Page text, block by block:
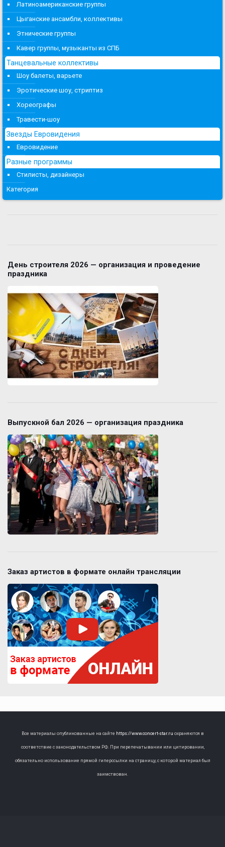
Латиноамериканские группы
Цыганские ансамбли, коллективы
Этнические группы
Кавер группы, музыканты из СПБ
Танцевальные коллективы
Шоу балеты, варьете
Эротические шоу, стриптиз
Хореографы
Травести-шоу
Звезды Евровидения
Евровидение
Разные программы
Стилисты, дизайнеры
Категория
День строителя 2026 — организация и проведение
праздника
Выпускной бал 2026 — организация праздника
Заказ артистов в формате онлайн трансляции
Все материалы опубликованные на сайте https://www.concert-star.ru охраняются в
соответствие с законодательством РФ. При перепечатывании или цитировании,
обязательно использование прямой гиперссылки на страницу, с которой материал был
заимствован.